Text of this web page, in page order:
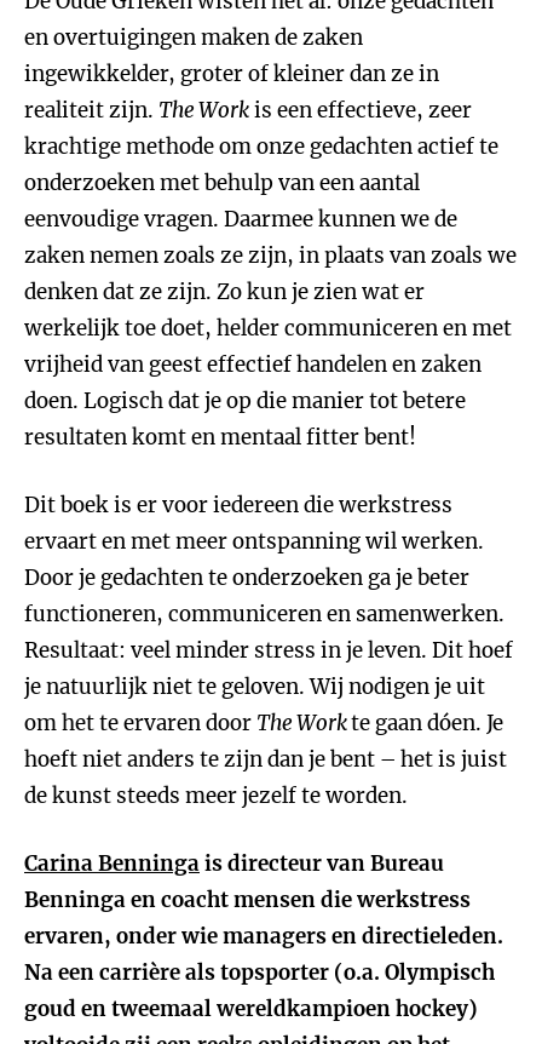
en overtuigingen maken de zaken
ingewikkelder, groter of kleiner dan ze in
realiteit zijn. The Workis een effectieve, zeer
krachtige methode om onze gedachten actief te
onderzoeken met behulp van een aantal
eenvoudige vragen. Daarmee kunnen we de
zaken nemen zoals ze zijn, in plaats van zoals we
denken dat ze zijn. Zo kun je zien wat er
werkelijk toe doet, helder communiceren en met
vrijheid van geest effectief handelen en zaken
doen. Logisch dat je op die manier tot betere
resultaten komt en mentaal fitter bent!
Dit boek is er voor iedereen die werkstress
ervaart en met meer ontspanning wil werken.
Door je gedachten te onderzoeken ga je beter
functioneren, communiceren en samenwerken.
Resultaat: veel minder stress in je leven. Dit hoef
je natuurlijk niet te geloven. Wij nodigen je uit
om het te ervaren door The Workte gaan dóen. Je
hoeft niet anders te zijn dan je bent – het is juist
de kunst steeds meer jezelf te worden.
Carina Benningais directeur van Bureau
Benninga en coacht mensen die werkstress
ervaren, onder wie managers en directieleden.
Na een carrière als topsporter (o.a. Olympisch
goud en tweemaal wereldkampioen hockey)